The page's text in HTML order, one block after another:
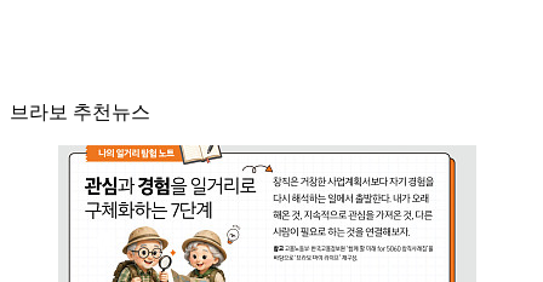
브라보 추천뉴스